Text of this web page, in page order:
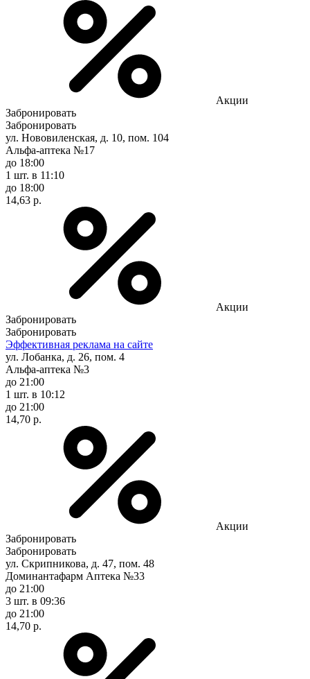
Акции
Забронировать
Забронировать
ул. Нововиленская, д. 10, пом. 104
Альфа-аптека №17
до 18:00
1 шт. в 11:10
до 18:00
14,63 р.
Акции
Забронировать
Забронировать
Эффективная реклама на сайте
ул. Лобанка, д. 26, пом. 4
Альфа-аптека №3
до 21:00
1 шт. в 10:12
до 21:00
14,70 р.
Акции
Забронировать
Забронировать
ул. Скрипникова, д. 47, пом. 48
Доминантафарм Аптека №33
до 21:00
3 шт. в 09:36
до 21:00
14,70 р.